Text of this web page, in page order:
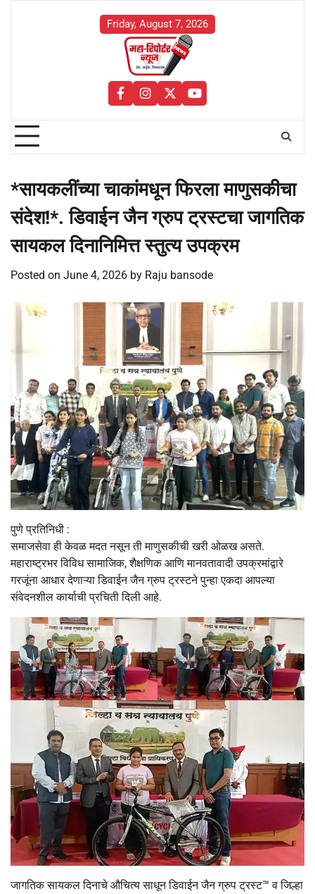
Friday, August 7, 2026
facebookinstagram
twitteryoutube
*सायकलींच्या चाकांमधून फिरला माणुसकीचा
संदेश!*. डिवाईन जैन ग्रुप ट्रस्टचा जागतिक
सायकल दिनानिमित्त स्तुत्य उपक्रम
Posted on June 4, 2026 by Raju bansode
पुणे प्रतिनिधी :
समाजसेवा ही केवळ मदत नसून ती माणुसकीची खरी ओळख असते.
महाराष्ट्रभर विविध सामाजिक, शैक्षणिक आणि मानवतावादी उपक्रमांद्वारे
गरजूंना आधार देणाऱ्या डिवाईन जैन ग्रुप ट्रस्टने पुन्हा एकदा आपल्या
संवेदनशील कार्याची प्रचिती दिली आहे.
जागतिक सायकल दिनाचे औचित्य साधून डिवाईन जैन ग्रुप ट्रस्ट™ व जिल्हा